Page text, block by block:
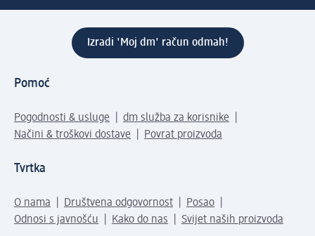
Izradi 'Moj dm' račun odmah!
Pomoć
Pogodnosti & usluge
dm služba za korisnike
Načini & troškovi dostave
Povrat proizvoda
Tvrtka
O nama Društvena odgovornost
Posao
Odnosi s javnošću
Kako do nas Svijet naših proizvoda